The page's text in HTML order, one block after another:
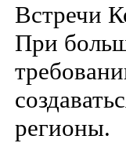
Встречи
При
регионы.